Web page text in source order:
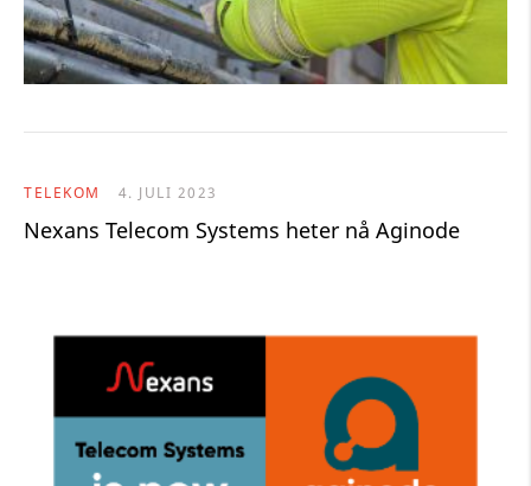
TELEKOM 4. JULI 2023
Nexans Telecom Systems heter nå Aginode